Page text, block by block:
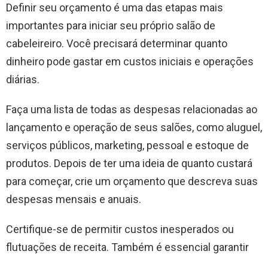
Definir seu orçamento é uma das etapas mais
importantes para iniciar seu próprio salão de
cabeleireiro. Você precisará determinar quanto
dinheiro pode gastar em custos iniciais e operações
diárias.
Faça uma lista de todas as despesas relacionadas ao
lançamento e operação de seus salões, como aluguel,
serviços públicos, marketing, pessoal e estoque de
produtos. Depois de ter uma ideia de quanto custará
para começar, crie um orçamento que descreva suas
despesas mensais e anuais.
Certifique-se de permitir custos inesperados ou
flutuações de receita. Também é essencial garantir